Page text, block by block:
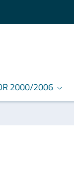
2000/2006